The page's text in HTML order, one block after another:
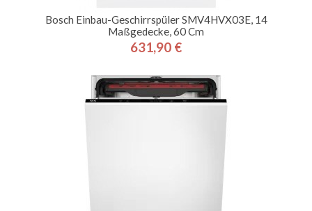
Bosch Einbau-Geschirrspüler SMV4HVX03E, 14
Maßgedecke, 60 Cm
Preis
631,90 €